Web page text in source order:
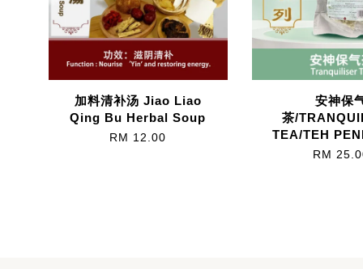
加料清补汤 Jiao Liao
Qing Bu Herbal Soup
RM 12.00
安神保
茶/
TEA/TEH
RM